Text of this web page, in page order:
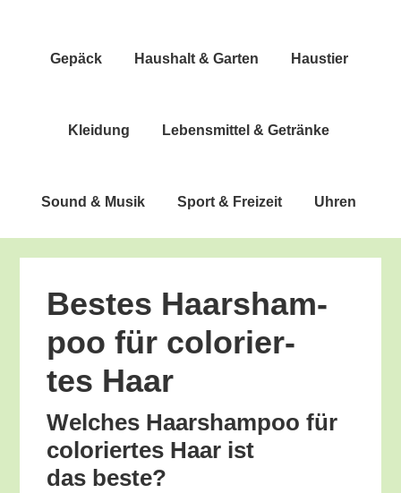
Gepäck Haus­halt & Garten Haus­tier
Klei­dung Lebens­mit­tel & Getränke
Sound & Musik Sport & Freizeit Uhren
Bes­tes Haar­sham­
poo für colo­rier­
tes Haar
Wel­ches Haar­sham­poo für
colo­rier­tes Haar ist
das beste?